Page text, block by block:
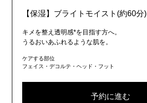
【保湿】ブライトモイスト(約60分)
キメを整え透明感*を目指す方へ。
うるおいあふれるような肌を。
ケアする部位
フェイス・デコルテ・ヘッド・フット
予約に進む